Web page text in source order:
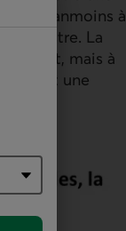
néanmoins à
trimestre. La
mais à
une